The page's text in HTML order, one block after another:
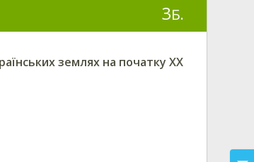
3Б.
землях на початку XX